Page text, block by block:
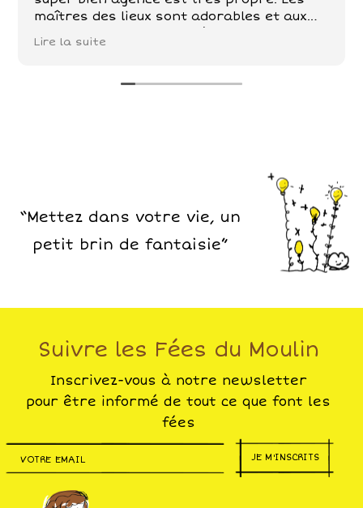
maîtres des lieux sont adorables et aux
chats sont nos compagnons dans ce petit
Lire la suite
“Mettez dans votre vie, un
petit brin de fantaisie”
Suivre les Fées du Moulin
Inscrivez-vous à notre newsletter
pour être informé de tout ce que font les
fées
JE M'INSCRITS